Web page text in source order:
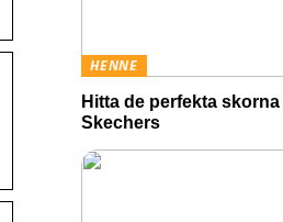
HENNE
Hitta de perfekta
Skechers